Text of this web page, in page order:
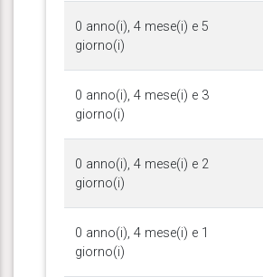
0 anno(i), 4 mese(i) e 5
giorno(i)
0 anno(i), 4 mese(i) e 3
giorno(i)
0 anno(i), 4 mese(i) e 2
giorno(i)
0 anno(i), 4 mese(i) e 1
giorno(i)